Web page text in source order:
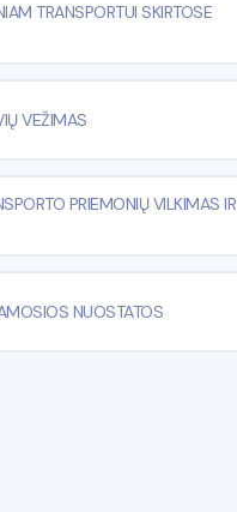
TRANSPORTUI SKIRTOSE
VEŽIMAS
PRIEMONIŲ VILKIMAS IR
NUOSTATOS